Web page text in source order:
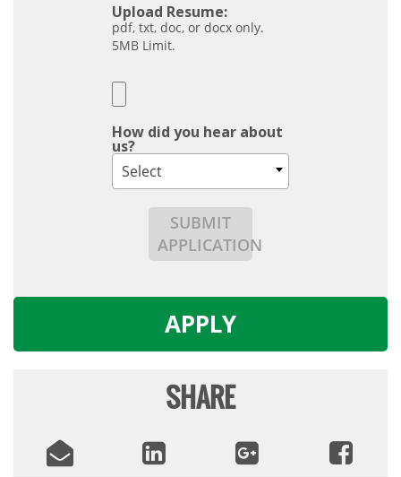
Upload Resume:
pdf, txt, doc, or docx only.
5MB Limit.
How did you hear about
us?
Select
SUBMIT
APPLICATION
APPLY
SHARE